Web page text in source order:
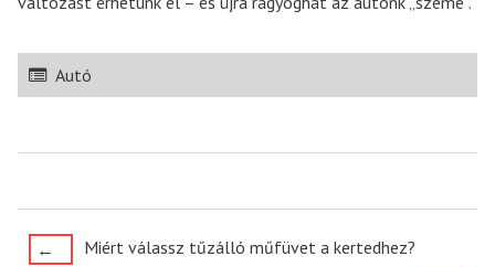
Autó
Post
←
Miért válassz tűzálló műfüvet a kertedhez?